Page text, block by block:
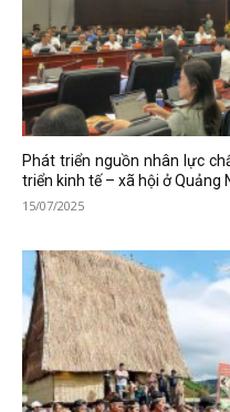
Phát triển nguồn nhân lực
triển kinh tế – xã hội ở Quảng
15/07/2025